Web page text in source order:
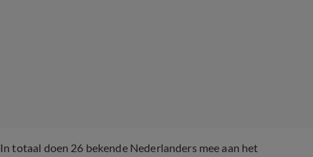
In totaal doen 26 bekende Nederlanders mee aan het